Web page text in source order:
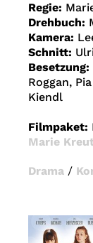
Regie:
Drehbuch:
Kamera:
Schnitt:
Besetzung:
Roggan,
Kiendl
Filmpaket:
Marie
Drama /